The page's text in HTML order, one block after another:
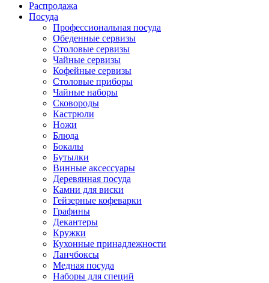
Распродажа
Посуда
Профессиональная посуда
Обеденные сервизы
Столовые сервизы
Чайные сервизы
Кофейные сервизы
Столовые приборы
Чайные наборы
Сковороды
Кастрюли
Ножи
Блюда
Бокалы
Бутылки
Винные аксессуары
Деревянная посуда
Камни для виски
Гейзерные кофеварки
Графины
Декантеры
Кружки
Кухонные принадлежности
Ланчбоксы
Медная посуда
Наборы для специй